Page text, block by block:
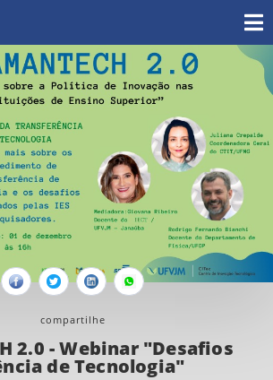
FacebookTwitterLinkedinWhatsapp
compartilhe
2.0 - Webinar "Desafios
de Tecnologia"